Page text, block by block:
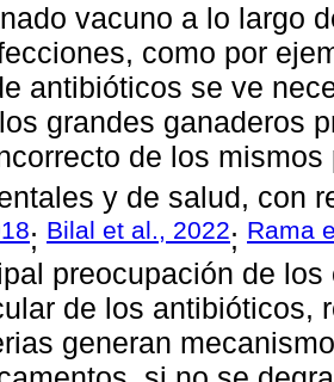
vacuno a lo largo
como por
antibióticos se ve
grandes ganaderos
de los
y de salud, con
; Bilal et al., 2022; Rama
preocupación de
de los antibióticos,
generan